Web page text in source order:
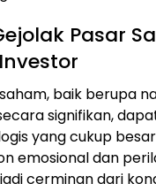
Pasar
baik berupa
signifikan,
yang cukup
emosional dan
cerminan dari